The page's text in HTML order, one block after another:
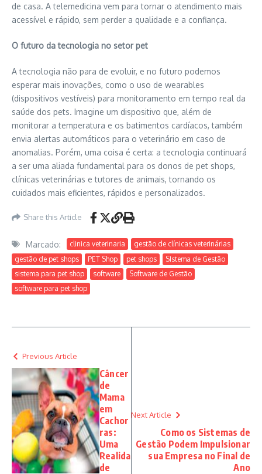
de casa. A telemedicina vem para tornar o atendimento mais
acessível e rápido, sem perder a qualidade e a confiança.
O futuro da tecnologia no setor pet
A tecnologia não para de evoluir, e no futuro podemos
esperar mais inovações, como o uso de wearables
(dispositivos vestíveis) para monitoramento em tempo real da
saúde dos pets. Imagine um dispositivo que, além de
monitorar a temperatura e os batimentos cardíacos, também
envia alertas automáticos para o veterinário em caso de
anomalias. Porém, uma coisa é certa: a tecnologia continuará
a ser uma aliada fundamental para os donos de pet shops,
clínicas veterinárias e tutores de animais, tornando os
cuidados mais eficientes, rápidos e personalizados.
Share this Article
Marcado: clinica veterinaria
gestão de clínicas veterinárias
gestão de pet shops
PET Shop pet shops
SIstema de Gestão
sistema para pet shop
software
Software de Gestão
software para pet shop
Previous Article
Câncer
de
Mama
em
Cachor
ras:
Uma
Realida
de
Next Article
Como os Sistemas de
Gestão Podem Impulsionar
sua Empresa no Final de
Ano